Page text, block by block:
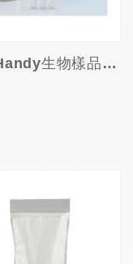
CryoHandy生物樣品低溫運送罐